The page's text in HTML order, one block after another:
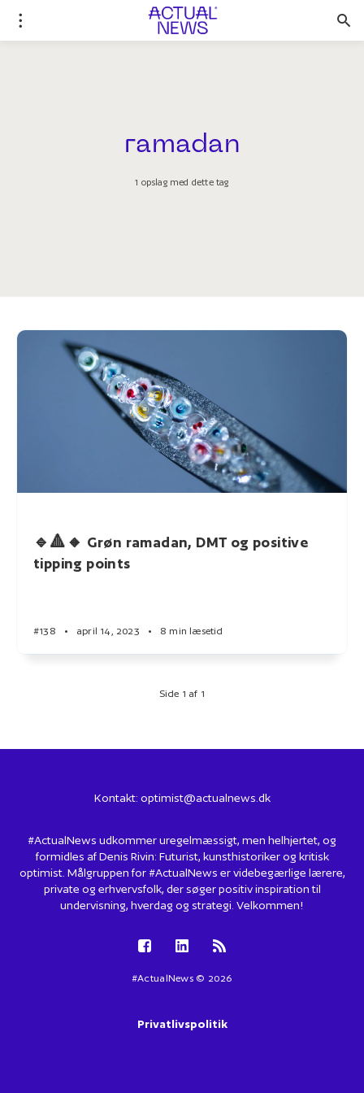
ramadan
1 opslag med dette tag
🔹🔺🔸 Grøn ramadan, DMT og positive
tipping points
#138 • april 14, 2023 • 8 min læsetid
Side 1 af 1
Kontakt: optimist@actualnews.dk
#ActualNews udkommer uregelmæssigt, men helhjertet, og
formidles af Denis Rivin: Futurist, kunsthistoriker og kritisk
optimist. Målgruppen for #ActualNews er videbegærlige lærere,
private og erhvervsfolk, der søger positiv inspiration til
undervisning, hverdag og strategi. Velkommen!
#ActualNews © 2026
Privatlivspolitik